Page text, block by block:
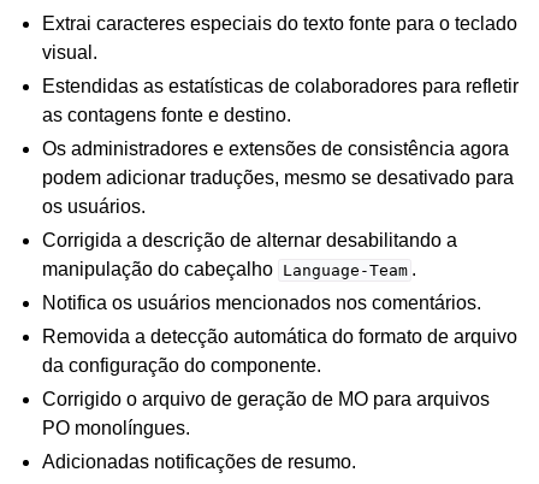
Extrai caracteres especiais do texto fonte para o teclado
visual.
Estendidas as estatísticas de colaboradores para refletir
as contagens fonte e destino.
Os administradores e extensões de consistência agora
podem adicionar traduções, mesmo se desativado para
os usuários.
Corrigida a descrição de alternar desabilitando a
manipulação do cabeçalho Language-Team .
Notifica os usuários mencionados nos comentários.
Removida a detecção automática do formato de arquivo
da configuração do componente.
Corrigido o arquivo de geração de MO para arquivos
PO monolíngues.
Adicionadas notificações de resumo.